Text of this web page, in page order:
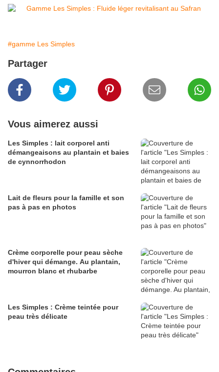
#gamme Les Simples
Partager
Vous aimerez aussi
Les Simples : lait corporel anti
démangeaisons au plantain et baies
de cynnorrhodon
Lait de fleurs pour la famille et son
pas à pas en photos
Crème corporelle pour peau sèche
d'hiver qui démange. Au plantain,
mourron blanc et rhubarbe
Les Simples : Crème teintée pour
peau très délicate